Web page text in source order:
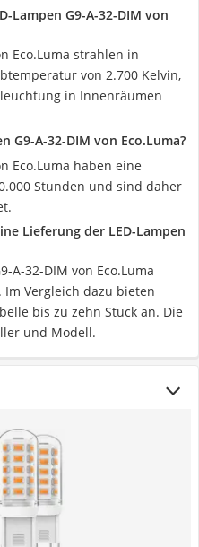
Lampen G9-A-32-DIM von
Eco.Luma strahlen in
von 2.700 Kelvin,
in Innenräumen
G9-A-32-DIM von Eco.Luma?
Eco.Luma haben eine
Stunden und sind daher
Lieferung der LED-Lampen
A-32-DIM von Eco.Luma
Vergleich dazu bieten
bis zu zehn Stück an. Die
und Modell.